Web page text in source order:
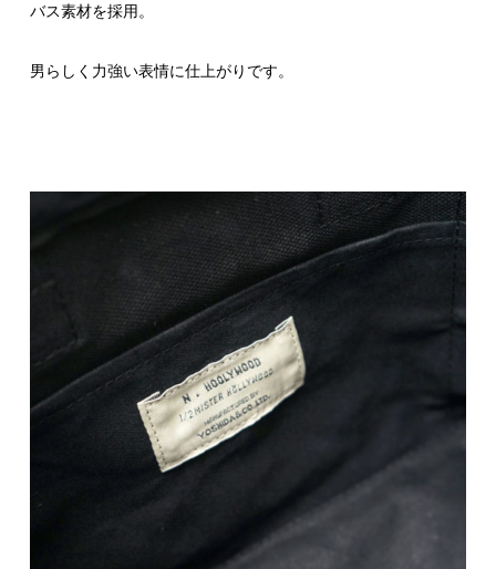
バス素材を採用。
男らしく力強い表情に仕上がりです。